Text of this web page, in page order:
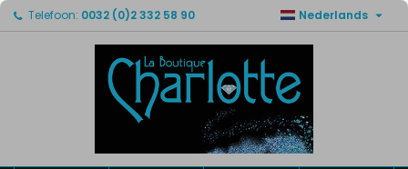
Telefoon: 0032 (0)2 332 58 90 Nederlands 
Mijn verlanglijsten ×
Maak een lijst
Maak een verlanglijst ×
Verlanglijst naam
Inloggen ×
U moet ingelogd zijn om producten in uw verlanglijst
Annuleren Inloggen